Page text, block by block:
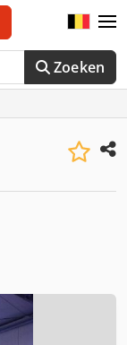
Zoeken